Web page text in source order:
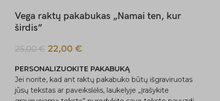
Vega raktų pakabukas „Namai ten, kur
širdis”
25,00€ 22,00 €
PERSONALIZUOKITE PAKABUKĄ
Jei norite, kad ant raktų pakabuko būtų išgraviruotas
jūsų tekstas ar paveikslėlis, laukelyje „Įrašykite